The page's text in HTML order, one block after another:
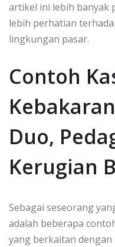
artikel ini lebih banyak
lebih perhatian
lingkungan pasar.
Contoh
Duo,
Kerugian
Sebagai seseorang
adalah beberapa
yang berkaitan